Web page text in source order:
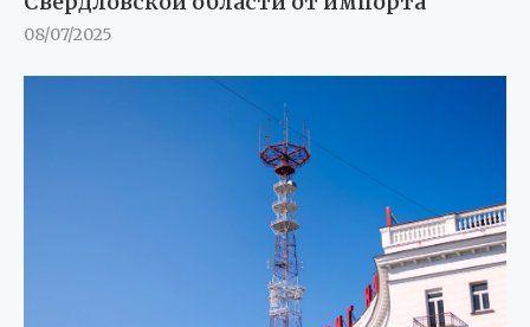
08/07/2025